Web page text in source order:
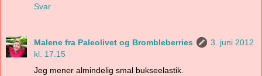
Svar
Malene fra Paleolivet og Brombleberries
3. juni 2012
kl. 17.15
Jeg mener almindelig smal bukseelastik.